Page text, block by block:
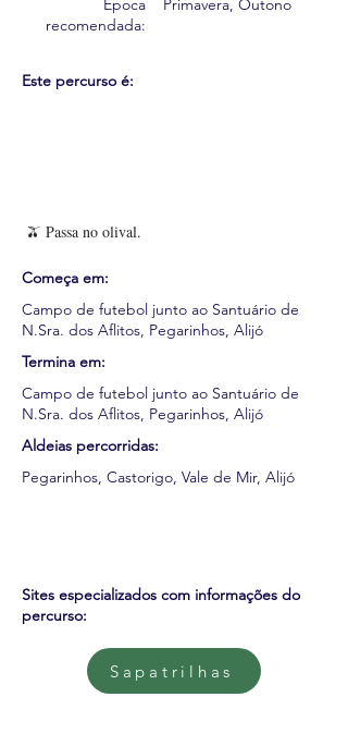
Época
recomendada:
Primavera, Outono
Este percurso é:
🫒 Passa no olival.
Começa em:
Campo de futebol junto ao Santuário de
N.Sra. dos Aflitos, Pegarinhos, Alijó
Termina em:
Campo de futebol junto ao Santuário de
N.Sra. dos Aflitos, Pegarinhos, Alijó
Aldeias percorridas:
Pegarinhos, Castorigo, Vale de Mir, Alijó
Sites especializados com informações do
percurso:
Sapatrilhas